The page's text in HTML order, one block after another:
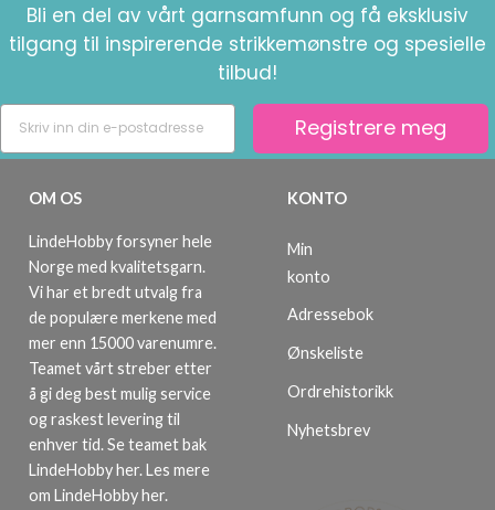
Bli en del av vårt garnsamfunn og få eksklusiv
tilgang til inspirerende strikkemønstre og spesielle
tilbud!
Registrere meg
OM OS
LindeHobby forsyner hele
Norge med kvalitetsgarn.
Vi har et bredt utvalg fra
de populære merkene med
mer enn 15000 varenumre.
Teamet vårt streber etter
å gi deg best mulig service
og raskest levering til
enhver tid. Se teamet bak
LindeHobby her.Les mere
om LindeHobby her.
KONTO
Min
konto
Adressebok
Ønskeliste
Ordrehistorikk
Nyhetsbrev